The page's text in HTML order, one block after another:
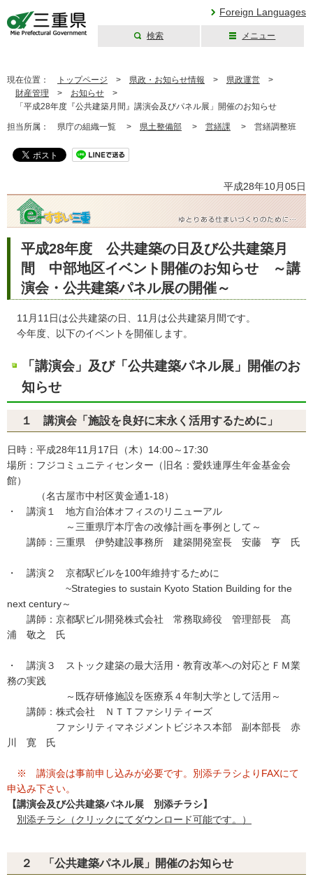
Foreign Languages
検索 メニュー
現在位置： トップページ > 県政・お知らせ情報 > 県政運営 >
財産管理 > お知らせ >
「平成28年度『公共建築月間』講演会及びパネル展」開催のお知らせ
担当所属： 県庁の組織一覧 > 県土整備部 > 営繕課 > 営繕調整班
平成28年10月05日
平成28年度 公共建築の日及び公共建築月
間 中部地区イベント開催のお知らせ ～講
演会・公共建築パネル展の開催～
11月11日は公共建築の日、11月は公共建築月間です。
今年度、以下のイベントを開催します。
「講演会」及び「公共建築パネル展」開催のお
知らせ
１ 講演会「施設を良好に末永く活用するために」
日時：平成28年11月17日（木）14:00～17:30
場所：フジコミュニティセンター（旧名：愛鉄連厚生年金基金会
館）
（名古屋市中村区黄金通1-18）
・ 講演１ 地方自治体オフィスのリニューアル
～三重県庁本庁舎の改修計画を事例として～
講師：三重県 伊勢建設事務所 建築開発室長 安藤 亨 氏
・ 講演２ 京都駅ビルを100年維持するために
~Strategies to sustain Kyoto Station Building for the
next century～
講師：京都駅ビル開発株式会社 常務取締役 管理部長 髙
浦 敬之 氏
・ 講演３ ストック建築の最大活用・教育改革への対応とＦＭ業
務の実践
～既存研修施設を医療系４年制大学として活用～
講師：株式会社 ＮＴＴファシリティーズ
ファシリティマネジメントビジネス本部 副本部長 赤
川 寛 氏
※ 講演会は事前申し込みが必要です。別添チラシよりFAXにて
申込み下さい。
【講演会及び公共建築パネル展 別添チラシ】
別添チラシ（クリックにてダウンロード可能です。）
２ 「公共建築パネル展」開催のお知らせ